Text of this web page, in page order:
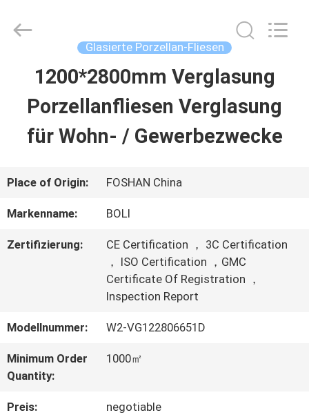
HAUSE
VIDEOS
WERKSBESICHTIGUNG
QUALITÄTSKONTROLLE
BOLI
CERAMICS
Glasierte Porzellan-Fliesen
1200*2800mm Verglasung
Porzellanfliesen Verglasung
für Wohn- / Gewerbezwecke
Place of Origin: FOSHAN China
Markenname: BOLI
Zertifizierung:
CE Certification ， 3C Certification
， ISO Certification ，GMC
Certificate Of Registration ，
Inspection Report
Modellnummer: W2-VG122806651D
Minimum Order
Quantity:
1000㎡
Preis: negotiable